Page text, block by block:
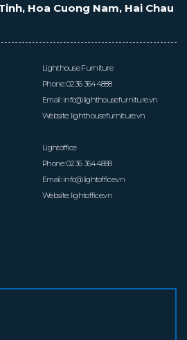
Hoa Cuong Nam, Hai Chau
Lighthouse Furniture
Phone:0236 3644888
Email:info@lighthousefurniture.vn
Website: lighthousefurniture.vn
Lightoffice
Phone:0236 3644888
Email:info@lightoffice.vn
Website: lightoffice.vn